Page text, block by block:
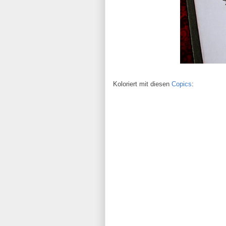
Koloriert mit diesen Copics: